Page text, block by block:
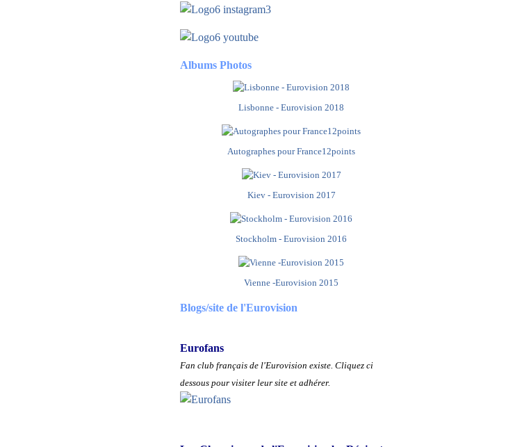
Albums Photos
Lisbonne - Eurovision 2018
Autographes pour France12points
Kiev - Eurovision 2017
Stockholm - Eurovision 2016
Vienne -Eurovision 2015
Blogs/site de l'Eurovision
Eurofans
Fan club français de l'Eurovision existe. Cliquez ci
dessous pour visiter leur site et adhérer.